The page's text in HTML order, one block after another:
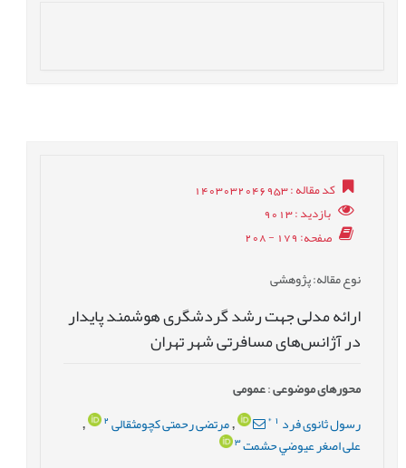
کد مقاله: 1403032046953
بازدید: 9013
صفحه: 179 - 208
نوع مقاله: پژوهشی
ارائه مدلی جهت رشد گردشگری هوشمند پایدار
در آژانس‌های مسافرتی شهر تهران
محورهای موضوعی:عمومى
رسول ثانوی فرد *
,مرتضی رحمتی کچومثقالی 2
,
علی اصغر عيوضي حشمت3